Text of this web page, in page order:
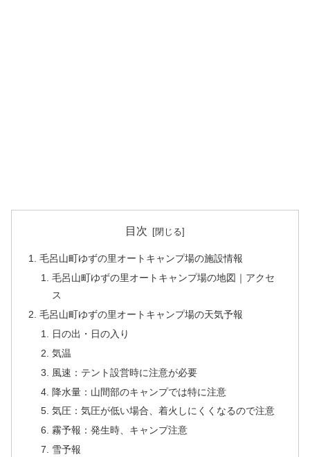
目次
毛呂山町ゆずの里オートキャンプ場の施設情報
毛呂山町ゆずの里オートキャンプ場の地図｜アクセ
ス
毛呂山町ゆずの里オートキャンプ場の天気予報
日の出・日の入り
気温
風速：テント設営時に注意が必要
降水量：山間部のキャンプでは特に注意
気圧：気圧が低い場合、着火しにくくなるので注意
霧予報：発生時、キャンプ注意
雪予報